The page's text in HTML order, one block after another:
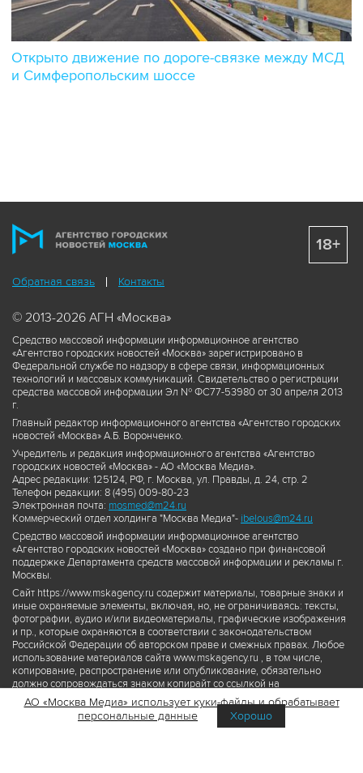
Открыто движение по дороге-связке между МСД
и Симферопольским шоссе
Обратная связь Контакты
© 2013-2026 АГН «Москва»
Средство массовой информации информационное агентство
«Агентство городских новостей «Москва» зарегистрировано в
Федеральной службе по надзору в сфере связи, информационных
технологий и массовых коммуникаций. Свидетельство о регистрации
средства массовой информации Эл № ФС77-53980 от 30 апреля 2013
г.
Главный редактор информационного агентства «Агентство городских
новостей «Москва» А.Б. Воронченко.
Учредитель и редакция информационного агентства «Агентство
городских новостей «Москва» - АО «Москва Медиа».
Адрес редакции: 125124, РФ, г. Москва, ул. Правды, д. 24, стр. 2
Телефон редакции: 8 (495) 009-80-23
Электронная почта: mosmed@m24.ru
Коммерческий отдел холдинга "Москва Медиа"- ibelous@m24.ru
Средство массовой информации информационное агентство
«Агентство городских новостей «Москва» создано при финансовой
поддержке Департамента средств массовой информации и рекламы г.
Москвы.
Сайт https://www.mskagency.ru содержит материалы, товарные знаки и
иные охраняемые элементы, включая, но, не ограничиваясь: тексты,
фотографии, аудио и/или видеоматериалы, графические изображения
и пр., которые охраняются в соответствии с законодательством
Российской Федерации об авторском праве и смежных правах. Любое
использование материалов сайта www.mskagency.ru , в том числе,
копирование, распространение или опубликование, обязательно
должно сопровождаться знаком копирайт со ссылкой на
правообладателя © АО «Москва Медиа», а также гиперссылкой на сайт
www.mskagency.ru как на первоисточник информации. Переработка
материалов сайта www.mskagency.ru не допускается.
18+
АО «Москва Медиа» использует куки-файлы и обрабатывает
персональные данные
Хорошо